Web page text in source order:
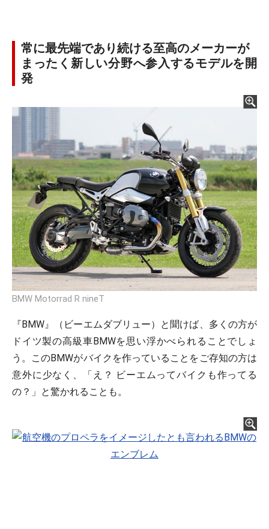
常に最先端であり続ける至高のメーカーが
まったく新しい分野へ参入するモデルを開
発
BMW Motorrad R nineT
『BMW』（ビーエムダブリュー）と聞けば、多くの方が
ドイツ製の高級車BMWを思い浮かべられることでしょ
う。このBMWがバイクを作っていることをご存知の方は
意外に少なく、「え？ ビーエムってバイクも作ってる
の？」と驚かれることも。